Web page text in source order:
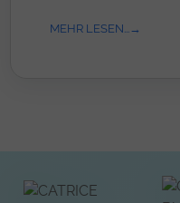
MEHR LESEN...